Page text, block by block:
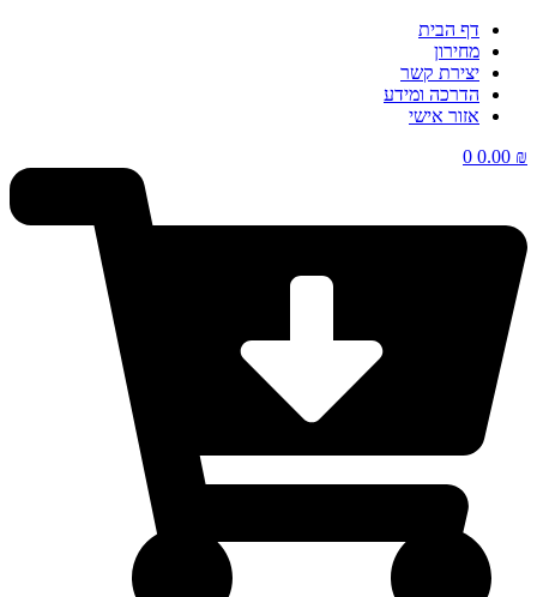
דף הבית
מחירון
יצירת קשר
הדרכה ומידע
אזור אישי
0.00 ₪
0